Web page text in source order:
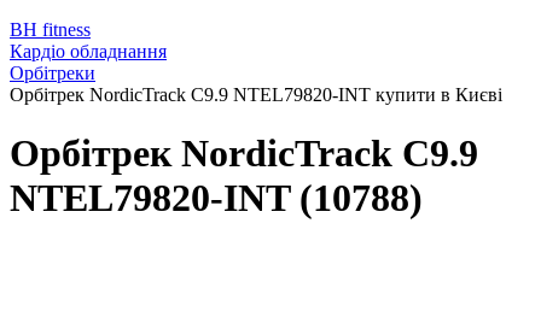
BH fitness
Кардіо обладнання
Орбітреки
Орбітрек NordicTrack C9.9 NTEL79820-INT купити в Києві
Орбітрек NordicTrack C9.9
NTEL79820-INT (10788)